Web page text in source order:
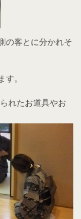
の客とに分かれそ
。
れたお道具やお